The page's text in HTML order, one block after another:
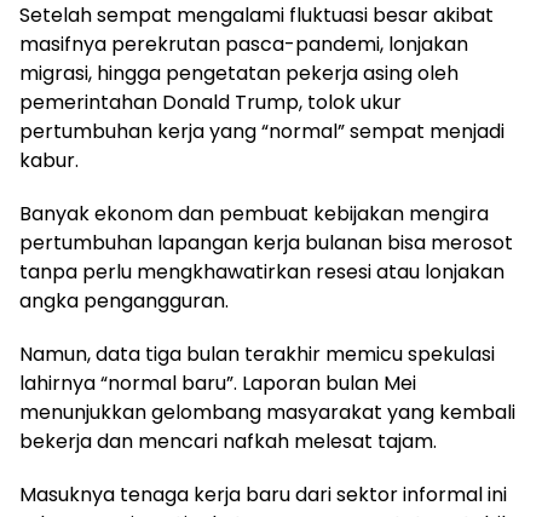
Setelah sempat mengalami fluktuasi besar akibat
masifnya perekrutan pasca-pandemi, lonjakan
migrasi, hingga pengetatan pekerja asing oleh
pemerintahan Donald Trump, tolok ukur
pertumbuhan kerja yang “normal” sempat menjadi
kabur.
Banyak ekonom dan pembuat kebijakan mengira
pertumbuhan lapangan kerja bulanan bisa merosot
tanpa perlu mengkhawatirkan resesi atau lonjakan
angka pengangguran.
Namun, data tiga bulan terakhir memicu spekulasi
lahirnya “normal baru”. Laporan bulan Mei
menunjukkan gelombang masyarakat yang kembali
bekerja dan mencari nafkah melesat tajam.
Masuknya tenaga kerja baru dari sektor informal ini